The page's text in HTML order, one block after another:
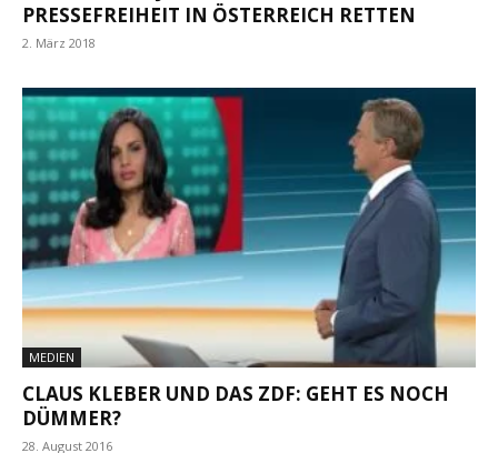
PRESSEFREIHEIT IN ÖSTERREICH RETTEN
2. März 2018
MEDIEN
CLAUS KLEBER UND DAS ZDF: GEHT ES NOCH
DÜMMER?
28. August 2016